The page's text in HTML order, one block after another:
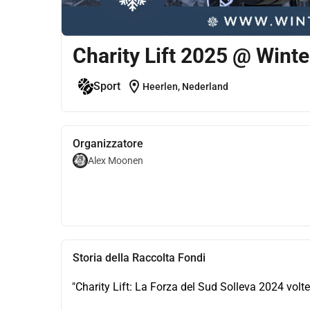
Charity Lift 2025 @
Sport location_on Heerlen, Nederland
Organizzatore
Alex Moonen
Storia della Raccolta Fondi
"Charity Lift: La Forza del Sud Solleva 2024